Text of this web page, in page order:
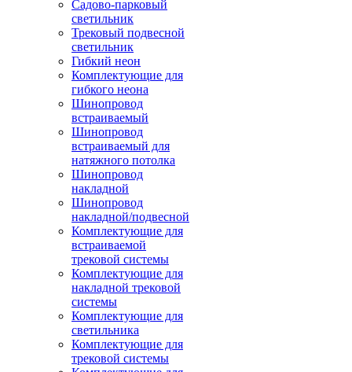
Садово-парковый
светильник
Трековый подвесной
светильник
Гибкий неон
Комплектующие для
гибкого неона
Шинопровод
встраиваемый
Шинопровод
встраиваемый для
натяжного потолка
Шинопровод
накладной
Шинопровод
накладной/подвесной
Комплектующие для
встраиваемой
трековой системы
Комплектующие для
накладной трековой
системы
Комплектующие для
светильника
Комплектующие для
трековой системы